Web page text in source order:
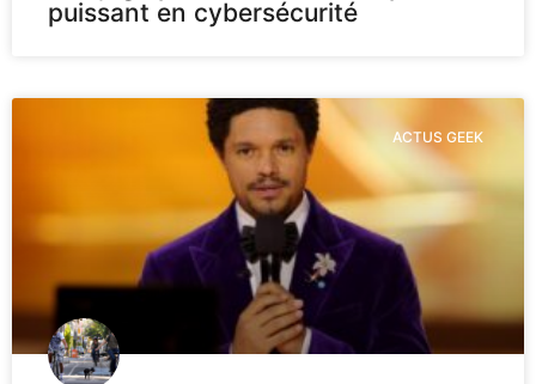
puissant en cybersécurité
ACTUS GEEK